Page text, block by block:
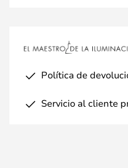
Política de
Servicio al cliente